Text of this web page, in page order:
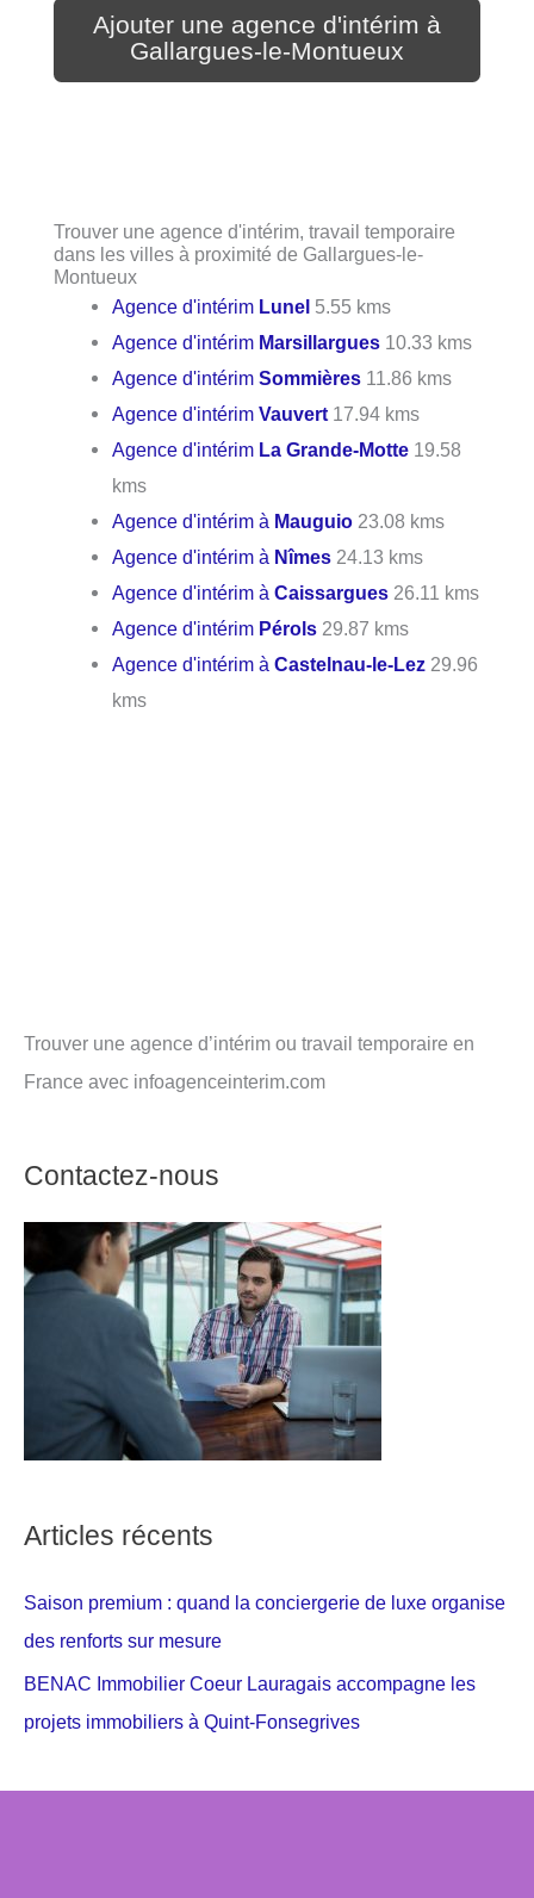
Ajouter une agence d'intérim à
Gallargues-le-Montueux
Trouver une agence d'intérim, travail temporaire
dans les villes à proximité de Gallargues-le-
Montueux
Agence d'intérim Lunel 5.55 kms
Agence d'intérim Marsillargues 10.33 kms
Agence d'intérimSommières 11.86 kms
Agence d'intérimVauvert 17.94 kms
Agence d'intérim La Grande-Motte 19.58
kms
Agence d'intérim à Mauguio 23.08 kms
Agence d'intérim à Nîmes 24.13 kms
Agence d'intérim àCaissargues 26.11 kms
Agence d'intérim Pérols 29.87 kms
Agence d'intérim àCastelnau-le-Lez 29.96
kms
Trouver une agence d’intérim ou travail temporaire en
France avec infoagenceinterim.com
Contactez-nous
Articles récents
Saison premium : quand la conciergerie de luxe organise
des renforts sur mesure
BENAC Immobilier Coeur Lauragais accompagne les
projets immobiliers à Quint-Fonsegrives